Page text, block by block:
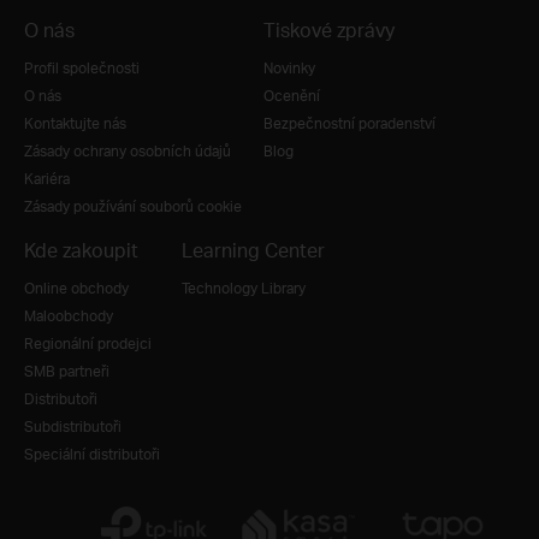
O nás
Profil společnosti
O nás
Kontaktujte nás
Zásady ochrany osobních údajů
Kariéra
Zásady používání souborů cookie
Tiskové zprávy
Novinky
Ocenění
Bezpečnostní poradenství
Blog
Kde zakoupit
Online obchody
Maloobchody
Regionální prodejci
SMB partneři
Distributoři
Subdistributoři
Speciální distributoři
Learning Center
Technology Library